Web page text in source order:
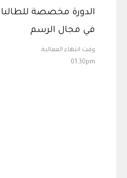
الدورة مخصصة
في مجال الرسم
وقت انتهاء الفعالية
01:30pm